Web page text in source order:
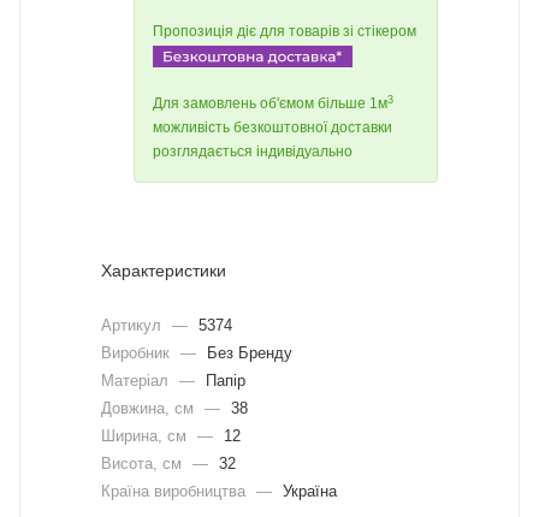
Пропозиція діє для товарів зі стікером
Для замовлень об'ємом більше 1м3
можливість безкоштовної доставки
розглядається індивідуально
Характеристики
Артикул — 5374
Виробник —
Без Бренду
Матеріал
—
Папір
Довжина, cм
— 38
Ширина, cм
—
12
Висота, см
— 32
Країна виробництва — Україна